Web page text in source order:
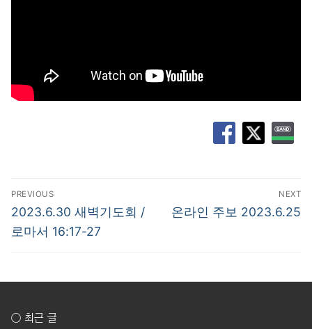
글
탐
색
PREVIOUS
Previous
post:
2023.6.30 새벽기도회 /
로마서 16:17-27
NEXT
Next
온라인 주보 2023.6.25
○ 최근 글